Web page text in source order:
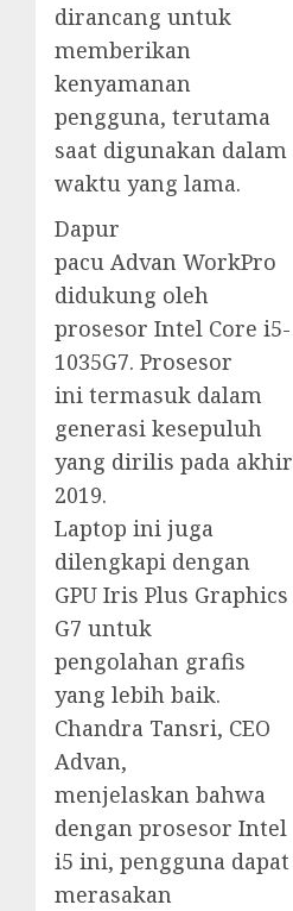
dirancang untuk
memberikan
kenyamanan
pengguna, terutama
saat digunakan dalam
waktu yang lama.
Dapur
pacu Advan WorkPro
didukung oleh
prosesor Intel Core i5-
1035G7. Prosesor
ini termasuk dalam
generasi kesepuluh
yang dirilis pada akhir
2019.
Laptop ini juga
dilengkapi dengan
GPU Iris Plus Graphics
G7 untuk
pengolahan grafis
yang lebih baik.
Chandra Tansri, CEO
Advan,
menjelaskan bahwa
dengan prosesor Intel
i5 ini, pengguna dapat
merasakan